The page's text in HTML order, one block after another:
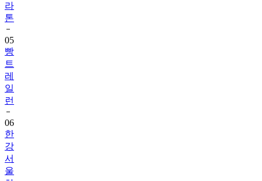
라
톤
05
빵
트
레
일
런
06
한
강
서
울